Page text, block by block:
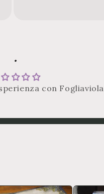
.
con Fogliaviola